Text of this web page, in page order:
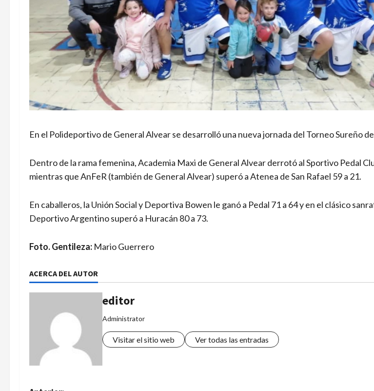
En el Polideportivo de General Alvear se desarrolló una nueva jornada del Torneo Sureño
Dentro de la rama femenina, Academia Maxi de General Alvear derrotó al Sportivo Pedal
mientras que AnFeR (también de General Alvear) superó a Atenea de San Rafael 59 a 21.
En caballeros, la Unión Social y Deportiva Bowen le ganó a Pedal 71 a 64 y en el clásico
Deportivo Argentino superó a Huracán 80 a 73.
Foto. Gentileza: Mario Guerrero
ACERCA DEL AUTOR
editor
Administrator
Visitar el sitio web Ver todas las entradas